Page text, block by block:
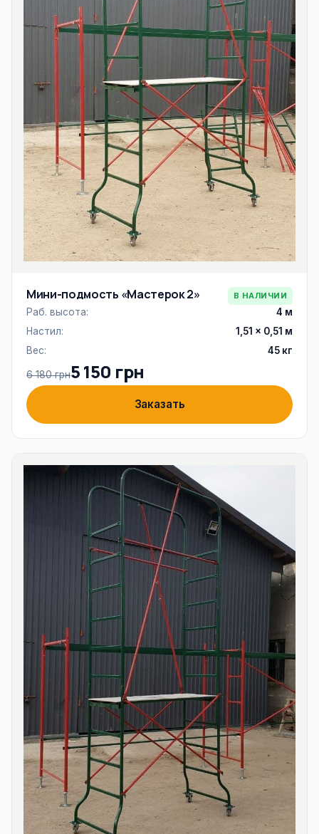
Мини-подмость «Мастерок 2» В НАЛИЧИИ
Раб. высота:
4 м
Настил:
1,51 × 0,51 м
Вес:
45 кг
6 180 грн5 150 грн
Заказать